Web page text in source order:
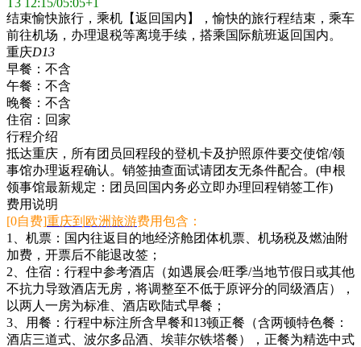
结束愉快旅行，乘机【返回国内】，愉快的旅行程结束，乘车
前往机场，办理退税等离境手续，搭乘国际航班返回国内。
重庆D13
早餐： 不含
午餐： 不含
晚餐： 不含
住宿： 回家
行程介绍
抵达重庆，所有团员回程段的登机卡及护照原件要交使馆/领
事馆办理返程确认。销签抽查面试请团友无条件配合。(申根
领事馆最新规定：团员回国内务必立即办理回程销签工作)
费用说明
[0自费]重庆到欧洲旅游费用包含：
1、机票：国内往返目的地经济舱团体机票、机场税及燃油附
加费，开票后不能退改签；
2、住宿：行程中参考酒店（如遇展会/旺季/当地节假日或其他
不抗力导致酒店无房，将调整至不低于原评分的同级酒店），
以两人一房为标准、酒店欧陆式早餐；
3、用餐：行程中标注所含早餐和13顿正餐（含两顿特色餐：
酒店三道式、波尔多品酒、埃菲尔铁塔餐），正餐为精选中式